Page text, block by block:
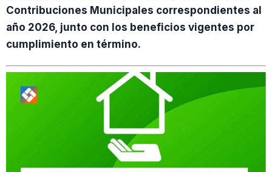
Contribuciones Municipales correspondientes al
año 2026, junto con los beneficios vigentes por
cumplimiento en término.